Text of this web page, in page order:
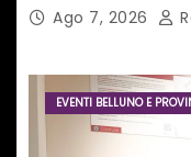
tecnologia in un
internazionale”
Ago 7, 2026
EVENTI BELLUNO E